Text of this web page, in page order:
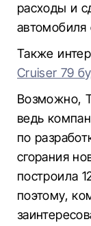
расходы и
Также
Cruiser 79
Возможно,
ведь
по
сгорания
построила
поэтому,